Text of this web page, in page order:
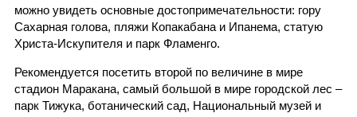
можно увидеть основные достопримечательности: гору
Сахарная голова, пляжи Копакабана и Ипанема, статую
Христа-Искупителя и парк Фламенго.
Рекомендуется посетить второй по величине в мире
стадион Маракана, самый большой в мире городской лес –
парк Тижука, ботанический сад, Национальный музей и